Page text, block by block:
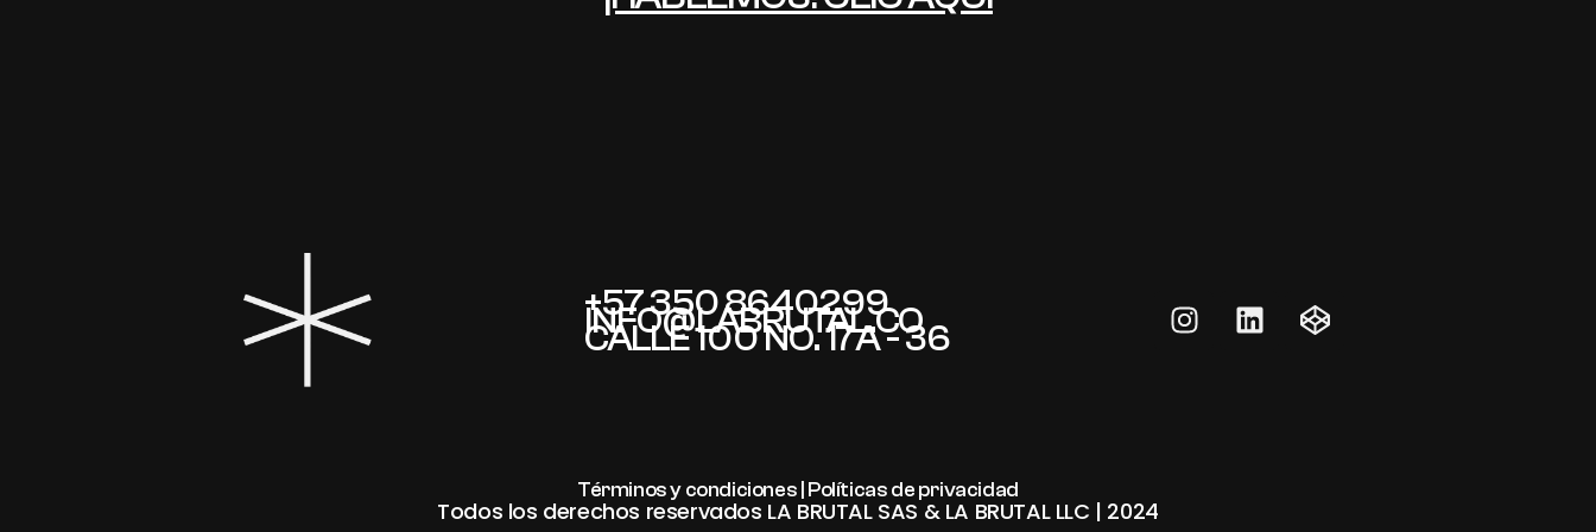
+57 350 8640299
INFO@LABRUTAL.CO
CALLE 100 NO. 17A - 36
Términos y condiciones | Políticas de privacidad
Todos los derechos reservados LA BRUTAL SAS & LA BRUTAL LLC | 2024